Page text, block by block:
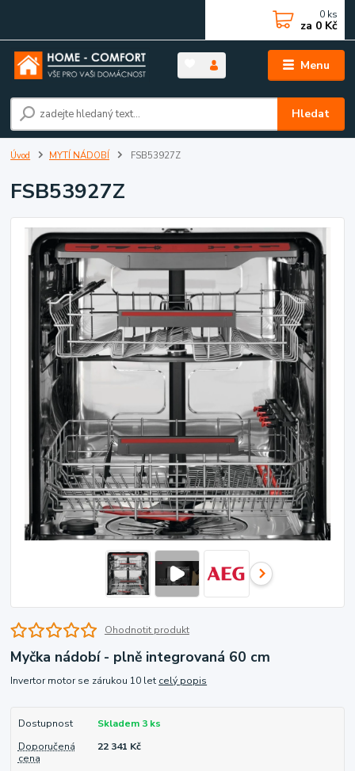
Menu
Hledat
0 ks
za 0 Kč
Úvod MYTÍ NÁDOBÍ FSB53927Z
FSB53927Z
Ohodnotit produkt
Myčka nádobí - plně integrovaná 60 cm
Invertor motor se zárukou 10 let celý popis
Dostupnost
Skladem 3 ks
Doporučená
cena
22 341 Kč